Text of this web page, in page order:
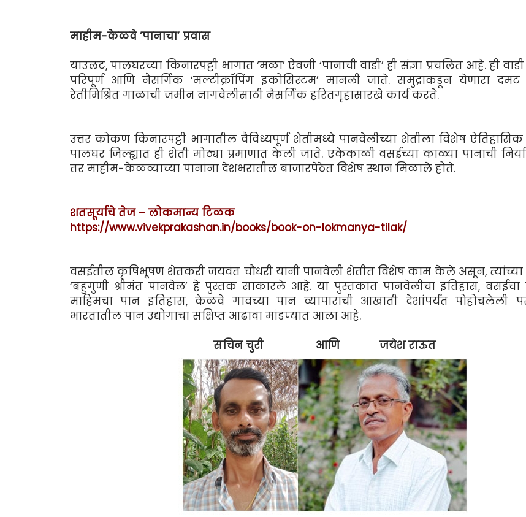
माहीम-केळवे ’पानाचा’ प्रवास
याउलट, पालघरच्या किनारपट्टी भागात ‘मळा’ ऐवजी ‘पानाची वाडी’ ही संज्ञा प्रचलित आहे. ही
परिपूर्ण आणि नैसर्गिक ‘मल्टीक्रॉपिंग इकोसिस्टम’ मानली जाते. समुद्राकडून येणारा
रेतीमिश्रित गाळाची जमीन नागवेलीसाठी नैसर्गिक हरितगृहासारखे कार्य करते.
उत्तर कोकण किनारपट्टी भागातील वैविध्यपूर्ण शेतीमध्ये पानवेलीच्या शेतीला विशेष
पालघर जिल्ह्यात ही शेती मोठ्या प्रमाणात केली जाते. एकेकाळी वसईच्या काळ्या पानाची
तर माहीम-केळव्याच्या पानांना देशभरातील बाजारपेठेत विशेष स्थान मिळाले होते.
शतसूर्याचे तेज – लोकमान्य टिळक
https://www.vivekprakashan.in/books/book-on-lokmanya-tilak/
वसईतील कृषिभूषण शेतकरी जयवंत चौधरी यांनी पानवेली शेतीत विशेष काम केले असून,
‘बहुगुणी श्रीमंत पानवेल’ हे पुस्तक साकारले आहे. या पुस्तकात पानवेलीचा इतिहास, वसईचा
माहिमचा पान इतिहास, केळवे गावच्या पान व्यापाराची आखाती देशांपर्यंत पोहोचलेली
भारतातील पान उद्योगाचा संक्षिप्त आढावा मांडण्यात आला आहे.
सचिन चुरी आणि जयेश राऊत